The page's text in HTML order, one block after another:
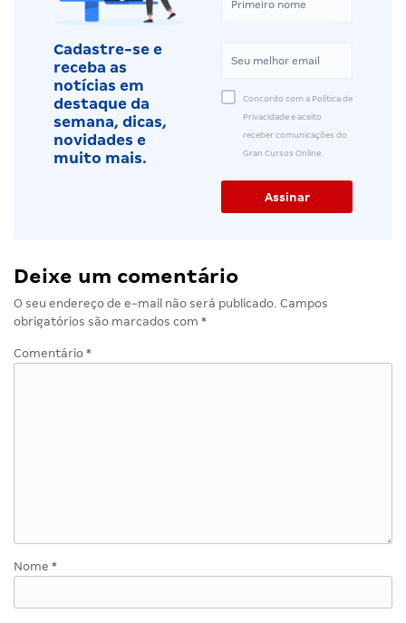
Cadastre-se e
receba as
notícias em
destaque da
semana, dicas,
novidades e
muito mais.
Concordo com a Política de
Privacidade e aceito
receber comunicações do
Gran Cursos Online.
Deixe um comentário
O seu endereço de e-mail não será publicado. Campos
obrigatórios são marcados com *
Comentário *
Nome *